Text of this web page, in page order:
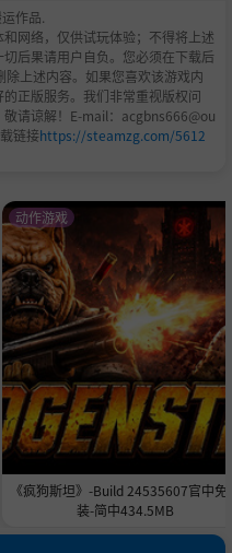
作品.
网络，仅供试玩体验；不得将上述
后果请用户自负。您必须在下载后
上述内容。如果您喜欢该游戏内
正版服务。我们非常重视版权问
请谅解！E-mail：acgbns666@ou
链接https://steamzg.com/5612
《疯狗斯坦》-Build 24535607官中免
装-简中434.5MB
动作游戏